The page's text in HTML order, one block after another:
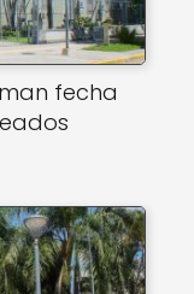
fecha